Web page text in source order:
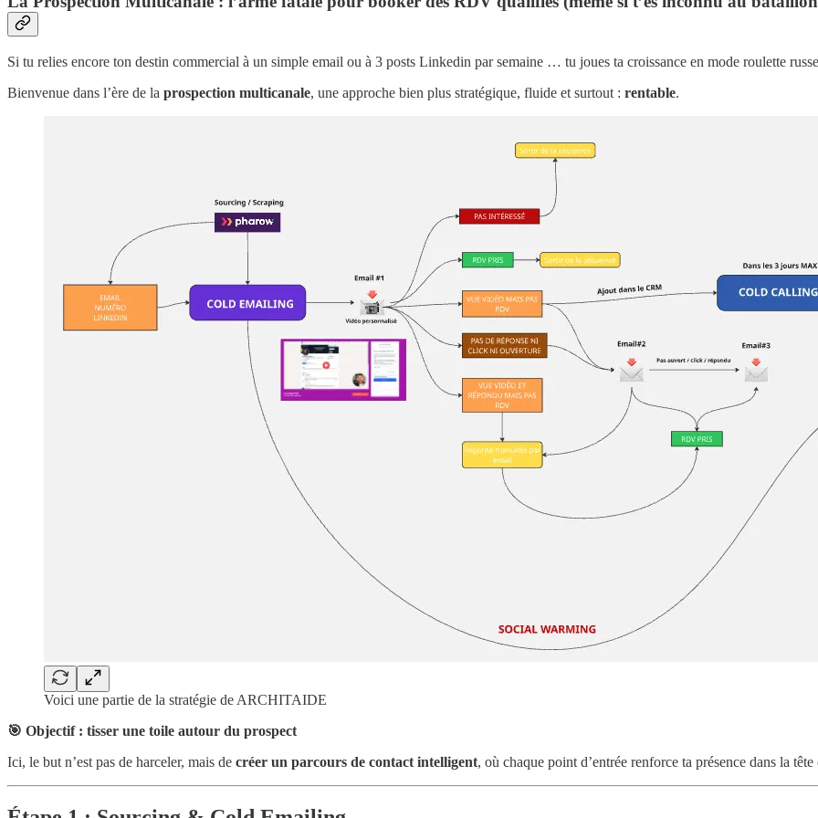
Si tu relies encore ton destin commercial à un simple email ou à 3 posts Linkedin par semaine … tu joues ta croissance en mode roulette
Bienvenue dans l’ère de la prospection multicanale, une approche bien plus stratégique, fluide et surtout : rentable.
Voici une partie de la stratégie de ARCHITAIDE
🎯 Objectif : tisser une toile autour du prospect
Ici, le but n’est pas de harceler, mais de créer un parcours de contact intelligent, où chaque point d’entrée renforce ta présence dans la